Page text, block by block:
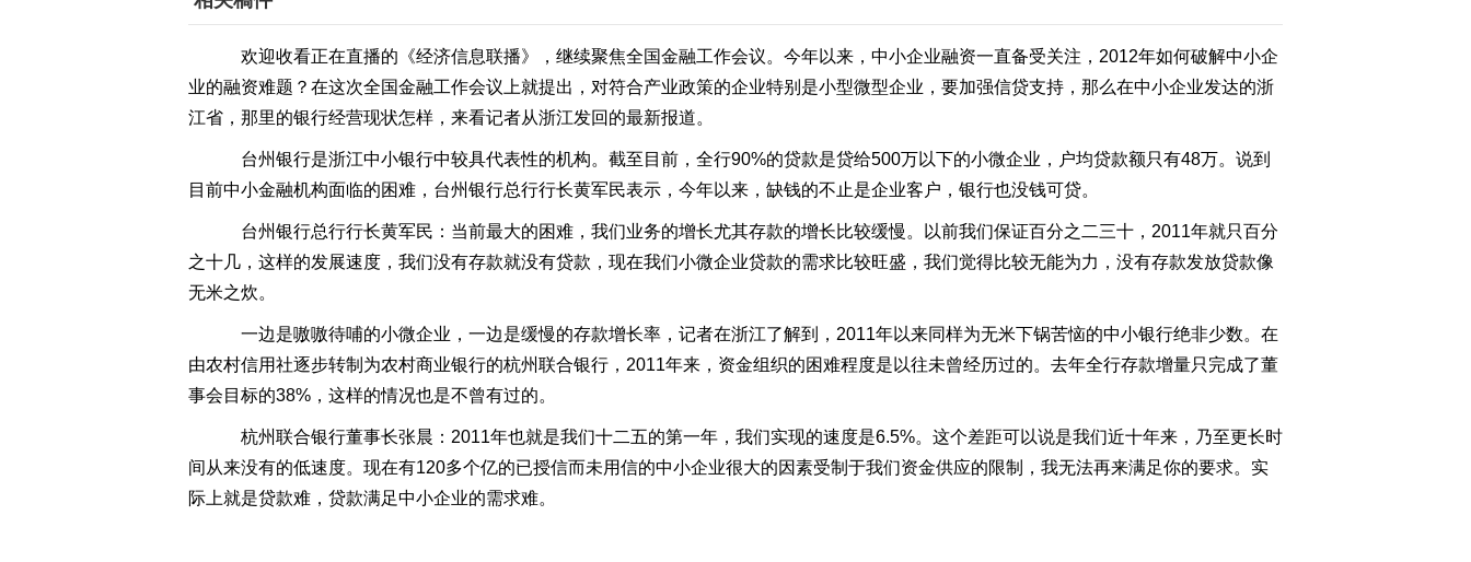
2012-02-05 22:14:16
《经济信息联播》
20120203
《经济信息联播》
20120202
《经济信息联播》
20120201
欢迎收看正在直播的《经济信息联播》，继续聚焦全国金融工作会议。今年以来，中小企业融资一直备受关注，2012年如何破解中小企
业的融资难题？在这次全国金融工作会议上就提出，对符合产业政策的企业特别是小型微型企业，要加强信贷支持，那么在中小企业发达的浙
江省，那里的银行经营现状怎样，来看记者从浙江发回的最新报道。
台州银行是浙江中小银行中较具代表性的机构。截至目前，全行90%的贷款是贷给500万以下的小微企业，户均贷款额只有48万。说到
目前中小金融机构面临的困难，台州银行总行行长黄军民表示，今年以来，缺钱的不止是企业客户，银行也没钱可贷。
台州银行总行行长黄军民：当前最大的困难，我们业务的增长尤其存款的增长比较缓慢。以前我们保证百分之二三十，2011年就只百分
之十几，这样的发展速度，我们没有存款就没有贷款，现在我们小微企业贷款的需求比较旺盛，我们觉得比较无能为力，没有存款发放贷款像
无米之炊。
一边是嗷嗷待哺的小微企业，一边是缓慢的存款增长率，记者在浙江了解到，2011年以来同样为无米下锅苦恼的中小银行绝非少数。在
由农村信用社逐步转制为农村商业银行的杭州联合银行，2011年来，资金组织的困难程度是以往未曾经历过的。去年全行存款增量只完成了董
事会目标的38%，这样的情况也是不曾有过的。
杭州联合银行董事长张晨：2011年也就是我们十二五的第一年，我们实现的速度是6.5%。这个差距可以说是我们近十年来，乃至更长时
间从来没有的低速度。现在有120多个亿的已授信而未用信的中小企业很大的因素受制于我们资金供应的限制，我无法再来满足你的要求。实
际上就是贷款难，贷款满足中小企业的需求难。